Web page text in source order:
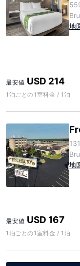
地
最安値 USD 214
1泊ごとの1室料金 / 1泊
地
最安値 USD 167
1泊ごとの1室料金 / 1泊